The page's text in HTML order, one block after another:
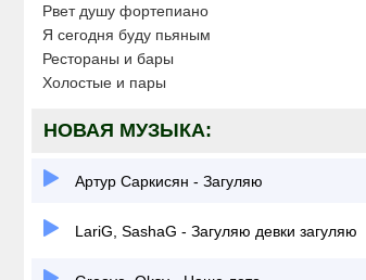
Рвет душу фортепиано
Я сегодня буду пьяным
Рестораны и бары
Холостые и пары
НОВАЯ МУЗЫКА:
Артур Саркисян - Загуляю
LariG, SashaG - Загуляю девки загуляю